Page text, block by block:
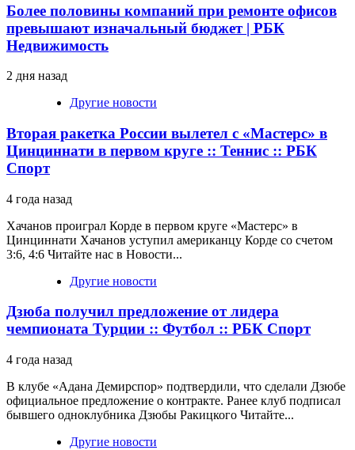
Более половины компаний при ремонте офисов
превышают изначальный бюджет | РБК
Недвижимость
2 дня назад
Другие новости
Вторая ракетка России вылетел с «Мастерс» в
Цинциннати в первом круге :: Теннис :: РБК
Спорт
4 года назад
Хачанов проиграл Корде в первом круге «Мастерс» в
Цинциннати Хачанов уступил американцу Корде со счетом
3:6, 4:6 Читайте нас в Новости...
Другие новости
Дзюба получил предложение от лидера
чемпионата Турции :: Футбол :: РБК Спорт
4 года назад
В клубе «Адана Демирспор» подтвердили, что сделали Дзюбе
официальное предложение о контракте. Ранее клуб подписал
бывшего одноклубника Дзюбы Ракицкого Читайте...
Другие новости